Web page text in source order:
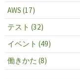
AWS (17)
テスト (32)
イベント (49)
働きかた (8)